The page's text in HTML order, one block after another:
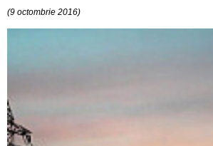
(9 octombrie 2016)